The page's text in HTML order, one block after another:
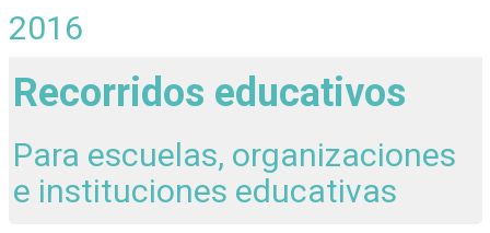
2016
Recorridos educativos
Para escuelas, organizaciones
e instituciones educativas